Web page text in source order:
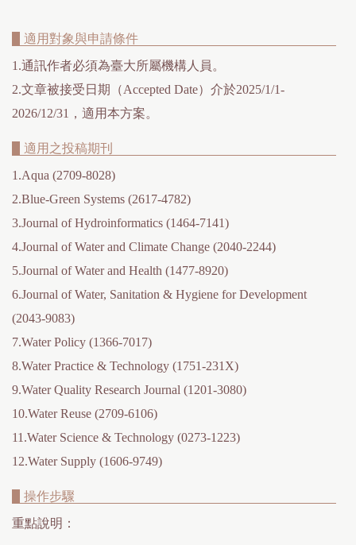
適用對象與申請條件
1.通訊作者必須為臺大所屬機構人員。
2.文章被接受日期（Accepted Date）介於2025/1/1-
2026/12/31，適用本方案。
適用之投稿期刊
1.Aqua (2709-8028)
2.Blue-Green Systems (2617-4782)
3.Journal of Hydroinformatics (1464-7141)
4.Journal of Water and Climate Change (2040-2244)
5.Journal of Water and Health (1477-8920)
6.Journal of Water, Sanitation & Hygiene for Development
(2043-9083)
7.Water Policy (1366-7017)
8.Water Practice & Technology (1751-231X)
9.Water Quality Research Journal (1201-3080)
10.Water Reuse (2709-6106)
11.Water Science & Technology (0273-1223)
12.Water Supply (1606-9749)
操作步驟
重點說明：